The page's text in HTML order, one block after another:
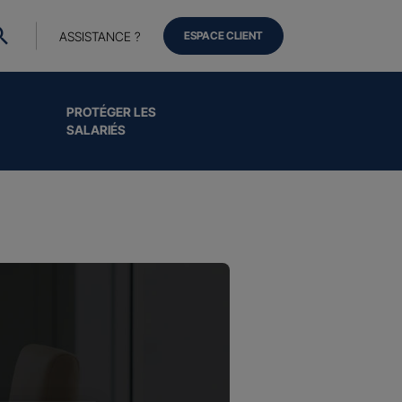
PROTÉGER LES
SALARIÉS
ASSISTANCE ? ESPACE CLIENT